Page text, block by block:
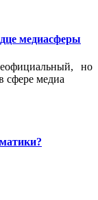
медиасферы
но
сфере медиа